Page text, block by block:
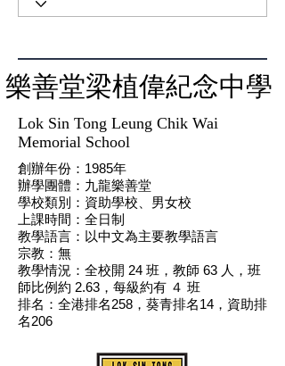
樂善堂梁植偉紀念中學
Lok Sin Tong Leung Chik Wai
Memorial School
創辦年份：1985年
辦學團體：九龍樂善堂
學校類別：資助學校、男女校
上課時間：全日制
教學語言：以中文為主要教學語言
​宗教：無
教學情況：全校開 24 班，教師 63 人，班
師比例約 2.63，每級約有 ４ 班
​排名：全港排名258，葵青排名14，資助排
名206